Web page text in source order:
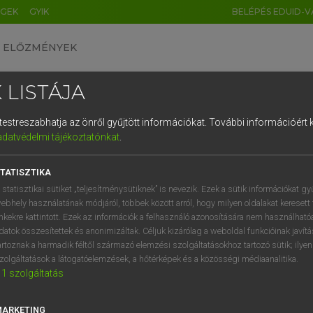
GYIK BELÉPÉS EDUID-
ELŐZMÉNYEK
egyetemes nagyszótár
VAN ELŐFIZETÉSED?
megtekintéséhez.
LISTÁJA
az önről gyűjtött információkat. További információért
tájékoztatónkat.
statisztikai sütiket „teljesítménysütiknek” is nevezik. Ezek a sütik információkat
használatának módjáról, többek között arról, hogy milyen oldalakat keresett
kattintott. Ezek az információk a felhasználó azonosítására nem
összesítettek és anonimizáltak. Céljuk kizárólag a weboldal funkcióinak
a harmadik féltől származó elemzési szolgáltatásokhoz tartozó sütik;
a látogatóelemzések, a hőtérképek és a közösségi médiaanalitika.
1 szolgáltatás
DE CN FR ES IT NL
1 2 3 4 5 6 7 8 9
q w e r t z u i
a s d f g h j k l é
í y x c v b n m , .